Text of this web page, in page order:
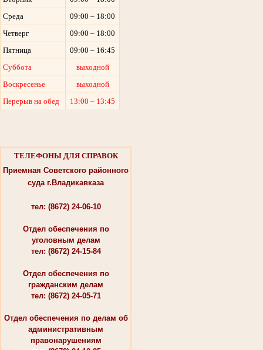
Среда
09:00 – 18:00
Четверг
09:00 – 18:00
Пятница
09:00 – 16:45
Суббота
выходной
Воскресенье
выходной
Перерыв на обед
13:00 – 13:45
ТЕЛЕФОНЫ ДЛЯ СПРАВОК
Приемная Советского районного
суда г.Владикавказа
тел: (8672) 24-06-10
Отдел обеспечения по
уголовным делам
тел: (8672) 24-15-84
Отдел обеспечения по
гражданским делам
тел: (8672) 24-05-71
Отдел обеспечения по делам об
административным
правонарушениям